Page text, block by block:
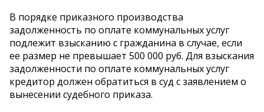
В порядке приказного производства
задолженность по оплате коммунальных услуг
подлежит взысканию с гражданина в случае, если
ее размер не превышает 500 000 руб. Для взыскания
задолженности по оплате коммунальных услуг
кредитор должен обратиться в суд с заявлением о
вынесении судебного приказа.